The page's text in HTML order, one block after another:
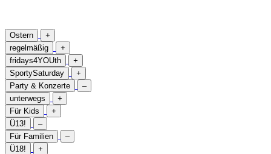
Ostern
+
regelmäßig
+
fridays4YOUth
+
SportySaturday
+
Party & Konzerte
–
unterwegs
+
Für Kids
+
Ü13!
–
Für Familien
–
Ü18!
+